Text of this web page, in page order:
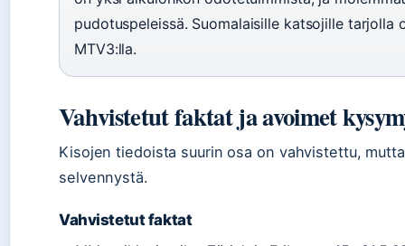
pudotuspeleissä. Suomalaisille katsojille tarjolla
MTV3:lla.
Vahvistetut faktat ja avoimet
Kisojen tiedoista suurin osa on vahvistettu,
selvennystä.
Vahvistetut faktat